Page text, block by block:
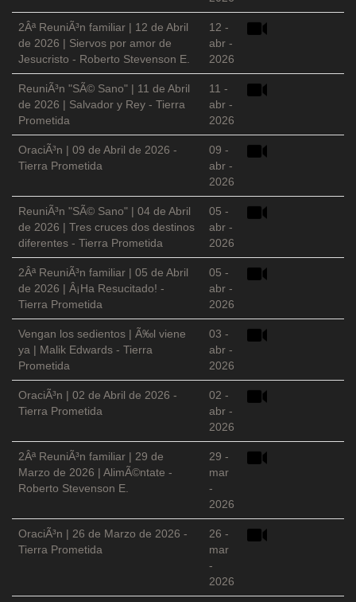
2Âª ReuniÃ³n familiar | 12 de Abril
de 2026 | Siervos por amor de
Jesucristo - Roberto Stevenson E.
12 -
abr -
2026
ReuniÃ³n "SÃ© Sano" | 11 de Abril
de 2026 | Salvador y Rey - Tierra
Prometida
11 -
abr -
2026
OraciÃ³n | 09 de Abril de 2026 -
Tierra Prometida
09 -
abr -
2026
ReuniÃ³n "SÃ© Sano" | 04 de Abril
de 2026 | Tres cruces dos destinos
diferentes - Tierra Prometida
05 -
abr -
2026
2Âª ReuniÃ³n familiar | 05 de Abril
de 2026 | Â¡Ha Resucitado! -
Tierra Prometida
05 -
abr -
2026
Vengan los sedientos | Ã‰l viene
ya | Malik Edwards - Tierra
Prometida
03 -
abr -
2026
OraciÃ³n | 02 de Abril de 2026 -
Tierra Prometida
02 -
abr -
2026
2Âª ReuniÃ³n familiar | 29 de
Marzo de 2026 | AlimÃ©ntate -
Roberto Stevenson E.
29 -
mar
-
2026
OraciÃ³n | 26 de Marzo de 2026 -
Tierra Prometida
26 -
mar
-
2026